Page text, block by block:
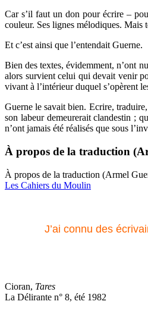
Car s’il faut un don pour écrire –
couleur. Ses lignes mélodiques. Mais
Et c’est ainsi que l’entendait Guerne.
Bien des textes, évidemment, n’ont
alors survient celui qui devait venir
vivant à l’intérieur duquel s’opèrent
Guerne le savait bien. Ecrire,
son labeur demeurerait clandestin ;
n’ont jamais été réalisés que sous
À propos de la traduction
À propos de la traduction (Armel
Les Cahiers du Moulin
J’ai connu des
Cioran, Tares
La Délirante n° 8, été 1982